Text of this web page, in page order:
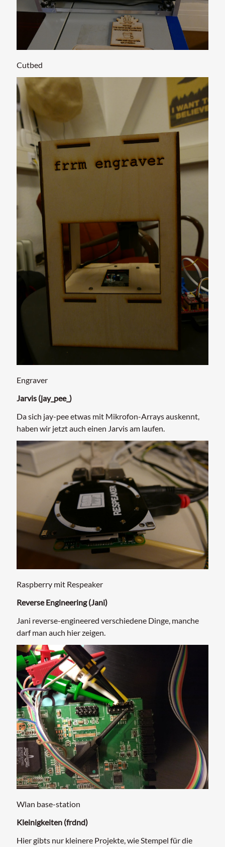
Cutbed
Engraver
Jarvis (jay_pee_)
Da sich jay-pee etwas mit Mikrofon-Arrays auskennt,
haben wir jetzt auch einen Jarvis am laufen.
Raspberry mit Respeaker
Reverse Engineering (Jani)
Jani reverse-engineered verschiedene Dinge, manche
darf man auch hier zeigen.
Wlan base-station
Kleinigkeiten (frdnd)
Hier gibts nur kleinere Projekte, wie Stempel für die